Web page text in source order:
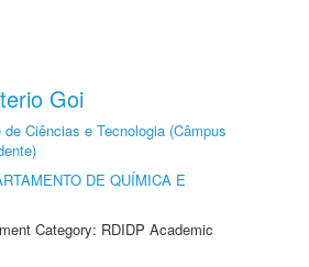
Goi
de Ciências e Tecnologia (Câmpus
DE QUÍMICA E
Category: RDIDP Academic